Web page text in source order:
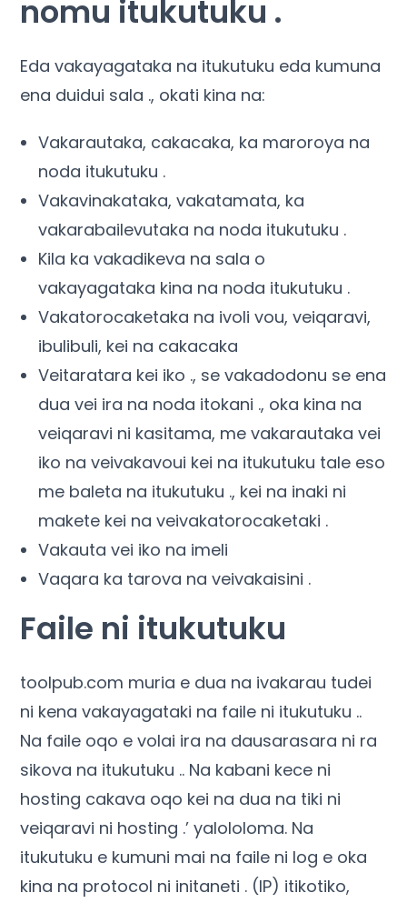
nomu itukutuku .
Eda vakayagataka na itukutuku eda kumuna
ena duidui sala ., okati kina na:
Vakarautaka, cakacaka, ka maroroya na
noda itukutuku .
Vakavinakataka, vakatamata, ka
vakarabailevutaka na noda itukutuku .
Kila ka vakadikeva na sala o
vakayagataka kina na noda itukutuku .
Vakatorocaketaka na ivoli vou, veiqaravi,
ibulibuli, kei na cakacaka
Veitaratara kei iko ., se vakadodonu se ena
dua vei ira na noda itokani ., oka kina na
veiqaravi ni kasitama, me vakarautaka vei
iko na veivakavoui kei na itukutuku tale eso
me baleta na itukutuku ., kei na inaki ni
makete kei na veivakatorocaketaki .
Vakauta vei iko na imeli
Vaqara ka tarova na veivakaisini .
Faile ni itukutuku
toolpub.com muria e dua na ivakarau tudei
ni kena vakayagataki na faile ni itukutuku ..
Na faile oqo e volai ira na dausarasara ni ra
sikova na itukutuku .. Na kabani kece ni
hosting cakava oqo kei na dua na tiki ni
veiqaravi ni hosting .’ yalololoma. Na
itukutuku e kumuni mai na faile ni log e oka
kina na protocol ni initaneti . (IP) itikotiko,